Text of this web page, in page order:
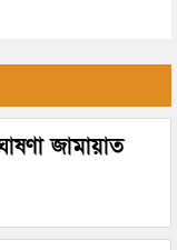
জামায়াত